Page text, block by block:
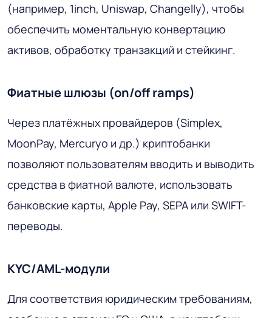
(например, 1inch, Uniswap, Changelly), чтобы
обеспечить моментальную конвертацию
активов, обработку транзакций и стейкинг.
Фиатные шлюзы (on/off ramps)
Через платёжных провайдеров (Simplex,
MoonPay, Mercuryo и др.) криптобанки
позволяют пользователям вводить и выводить
средства в фиатной валюте, использовать
банковские карты, Apple Pay, SEPA или SWIFT-
переводы.
KYC/AML-модули
Для соответствия юридическим требованиям,